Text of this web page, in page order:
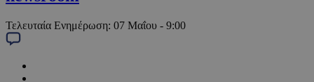
Τελευταία Ενημέρωση: 07 Μαΐου - 9:00